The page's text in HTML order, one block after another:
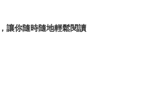
讓你隨時隨地輕鬆閱讀